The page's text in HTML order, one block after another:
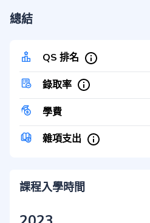
總結
QS 排名
錄取率
學費
雜項支出
課程入學時間